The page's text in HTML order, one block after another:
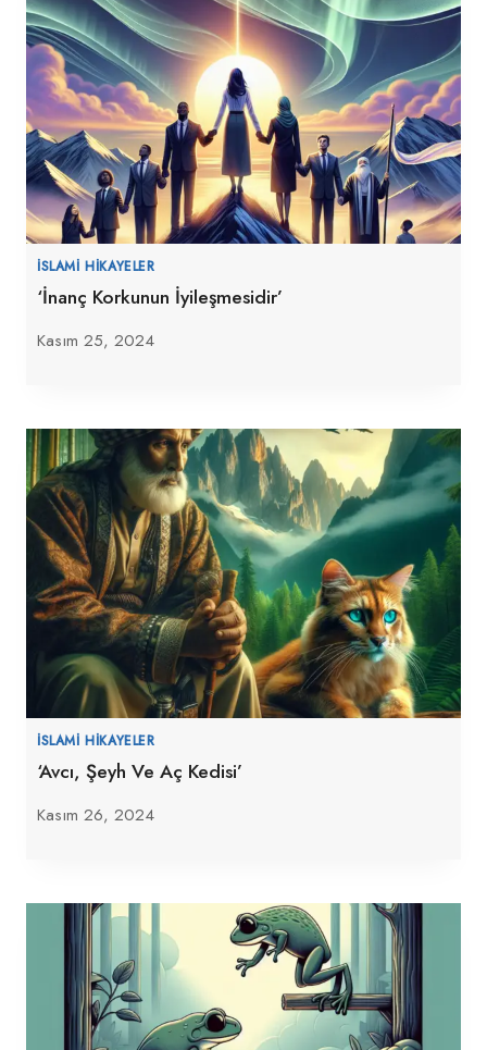
İSLAMI HIKAYELER
‘İnanç Korkunun İyileşmesidir’
Kasım 25, 2024
İSLAMI HIKAYELER
‘Avcı, Şeyh Ve Aç Kedisi’
Kasım 26, 2024